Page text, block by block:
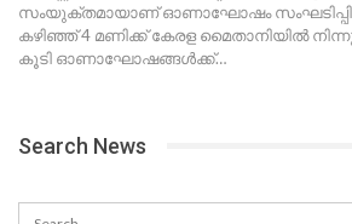
സംയുക്തമായാണ് ഓണാഘോഷം
കഴിഞ്ഞ് 4 മണിക്ക് കേരള മൈതാനിയിൽ
കൂടി ഓണാഘോഷങ്ങൾക്ക്…
Search News